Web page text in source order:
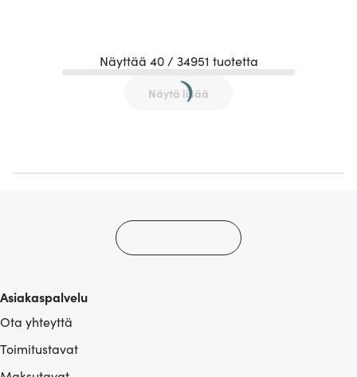
Näyttää 40 / 34951 tuotetta
Näytä lisää
Asiakaspalvelu
Ota yhteyttä
Toimitustavat